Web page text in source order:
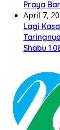
Praya
April 7,
Lagi
Shabu